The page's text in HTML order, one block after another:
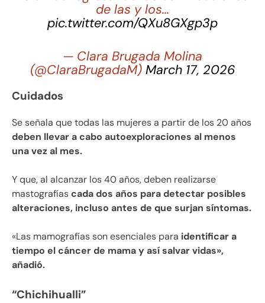
de las y los…
pic.twitter.com/QXu8GXgp3p
— Clara Brugada Molina
(@ClaraBrugadaM) March 17, 2026
Cuidados
Se señala que todas las mujeres a partir de los 20 años
deben llevar a cabo autoexploraciones al menos
una vez al mes.
Y que, al alcanzar los 40 años, deben realizarse
mastografíascada dos años para detectar posibles
alteraciones, incluso antes de que surjan síntomas.
«Las mamografías son esenciales para identificar a
tiempo el cáncer de mama y así salvar vidas»,
añadió.
“Chichihualli”